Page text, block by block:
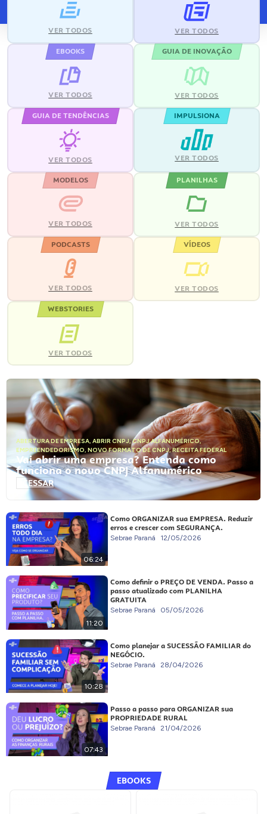
VER TODOS VER TODOS
EBOOKS
VER TODOS
GUIA DE INOVAÇÃO
VER TODOS
GUIA DE TENDÊNCIAS
VER TODOS
IMPULSIONA
VER TODOS
MODELOS
VER TODOS
PLANILHAS
VER TODOS
PODCASTS
VER TODOS
VÍDEOS
VER TODOS
WEBSTORIES
VER TODOS
ABERTURA DE EMPRESA, ABRIR CNPJ,CNPJ ALFANUMÉRICO,
EMPREENDEDORISMO, NOVO FORMATO DE CNPJ,RECEITA FEDERAL
Vai abrir uma empresa? Entenda como
funciona o novo CNPJ Alfanumérico
ACESSAR
06:24
Como ORGANIZAR sua EMPRESA. Reduzir
erros e crescer com SEGURANÇA.
Sebrae Paraná 12/05/2026
11:20
Como definir o PREÇO DE VENDA. Passo a
passo atualizado com PLANILHA
GRATUITA
Sebrae Paraná 05/05/2026
10:28
Como planejar a SUCESSÃO FAMILIAR do
NEGÓCIO.
Sebrae Paraná 28/04/2026
07:43
Passo a passo para ORGANIZAR sua
PROPRIEDADE RURAL
Sebrae Paraná 21/04/2026
EBOOKS